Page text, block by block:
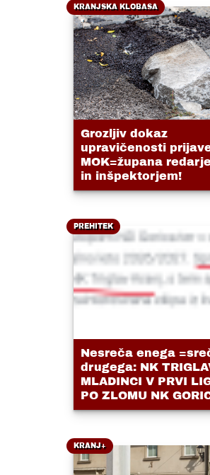
KRANJSKA KLOBASA
Grozljiv dokaz
upravičenosti
MOK=župana
in inšpektorjem!
PREHITEK
Nesreča enega
drugega: NK
MLADINCI V PRVI
PO ZLOMU NK
KRANJ+